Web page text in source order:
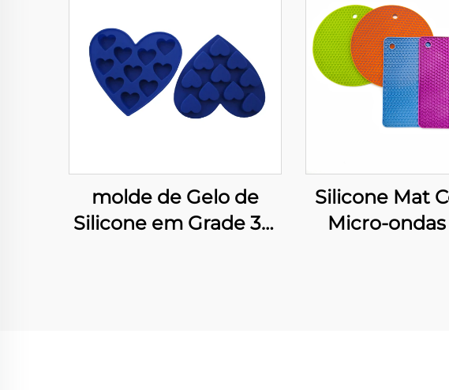
molde de Gelo de
Silicone em Grade 3D
Silicone Mat
Micro-